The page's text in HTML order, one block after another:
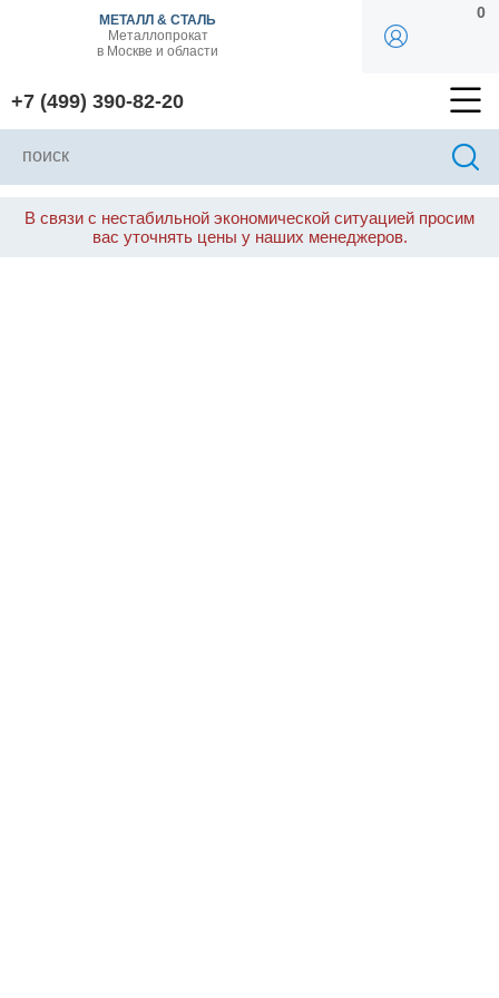
МЕТАЛЛ & СТАЛЬ
Металлопрокат
в Москве и области
+7 (499) 390-82-20
0
В связи с нестабильной экономической ситуацией просим
вас уточнять цены у наших менеджеров.